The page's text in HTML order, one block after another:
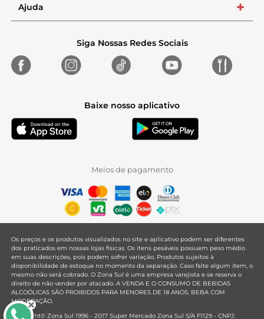
Ajuda +
Siga Nossas Redes Sociais
Baixe nosso aplicativo
Meios de pagamento
Os preços e os produtos visualizados no site e aplicativo podem ser diferentes
dos praticados em nossas lojas físicas. Os itens pesáveis possuem peso médio
em suas descrições, pois podem sofrer variação. Produtos sujeitos à
disponibilidade de estoque no momento da separação. Caso falte algum item, o
mesmo não será cobrado. O Zona Sul é uma empresa varejista e se reserva o
direito de não vender por atacado. A VENDA E O CONSUMO DE BEBIDAS
ALCOÓLICAS SÃO PROIBIDOS PARA MENORES DE 18 ANOS. BEBA COM
MODERAÇÃO.
Copyright© Zona Sul 1996 - 2017 Super Mercado Zona Sul S/A F1129 - CNPJ: